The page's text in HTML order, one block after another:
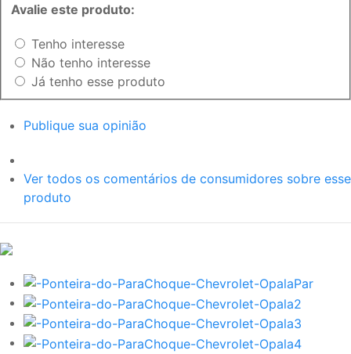
Avalie este produto:
Tenho interesse
Não tenho interesse
Já tenho esse produto
Publique sua opinião
Ver todos os comentários de consumidores sobre esse
produto